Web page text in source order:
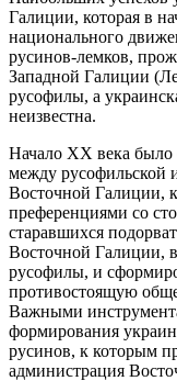
Галиции, которая в
национального
русинов-лемков,
Западной Галиции
русофилы, а
неизвестна.
Начало ХХ века было
между русофильской
Восточной Галиции,
преференциями со
старавшихся
Восточной Галиции,
русофилы, и
противостоящую
Важными
формирования
русинов, к которым
администрация